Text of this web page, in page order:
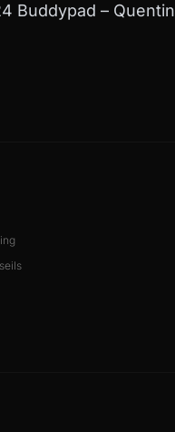
Buddypad – Quentin